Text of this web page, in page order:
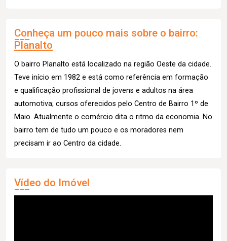
Conheça um pouco mais sobre o bairro:
Planalto
O bairro Planalto está localizado na região Oeste da cidade.
Teve início em 1982 e está como referência em formação
e qualificação profissional de jovens e adultos na área
automotiva; cursos oferecidos pelo Centro de Bairro 1º de
Maio. Atualmente o comércio dita o ritmo da economia. No
bairro tem de tudo um pouco e os moradores nem
precisam ir ao Centro da cidade.
Vídeo do Imóvel